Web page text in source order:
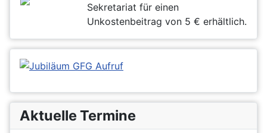
Sekretariat für einen
Unkostenbeitrag von 5 € erhältlich.
Aktuelle Termine